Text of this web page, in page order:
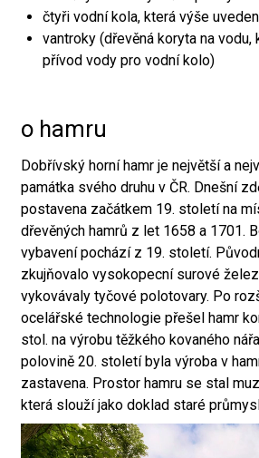
čtyři vodní kola, která výše
vantroky (dřevěná koryta na vodu,
přívod vody pro vodní kolo)
o hamru
Dobřívský horní hamr je největší a
památka svého druhu v ČR. Dnešní
postavena začátkem 19. století na
dřevěných hamrů z let 1658 a 1701.
vybavení pochází z 19. století.
zkujňovalo vysokopecní surové
vykovávaly tyčové polotovary. Po
ocelářské technologie přešel hamr
stol. na výrobu těžkého kovaného
polovině 20. století byla výroba v
zastavena. Prostor hamru se stal
která slouží jako doklad staré